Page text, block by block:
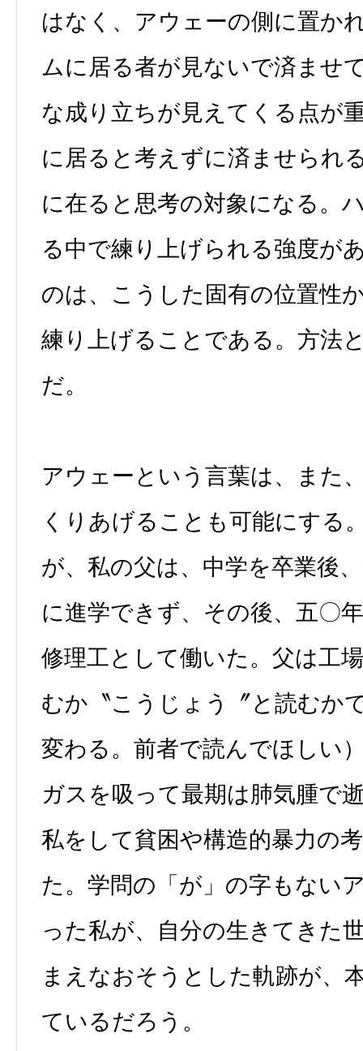
はなく、アウェーの側に置か
ムに居る者が見ないで済ませ
な成り立ちが見えてくる点が
に居ると考えずに済ませられ
に在ると思考の対象になる。
る中で練り上げられる強度が
のは、こうした固有の位置性
練り上げることである。方法
だ。
アウェーという言葉は、また
くりあげることも可能にする
が、私の父は、中学を卒業後
に進学できず、その後、五〇
修理工として働いた。父は工
むか〝こうじょう〞と読むか
変わる。前者で読んでほしい
ガスを吸って最期は肺気腫で
私をして貧困や構造的暴力の
た。学問の「が」の字もない
った私が、自分の生きてきた
まえなおそうとした軌跡が、
ているだろう。